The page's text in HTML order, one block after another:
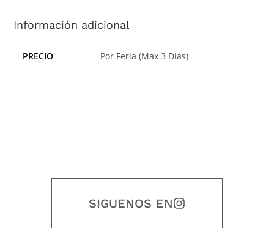
Información adicional
PRECIO Por Feria (Max 3 Días)
SIGUENOS EN